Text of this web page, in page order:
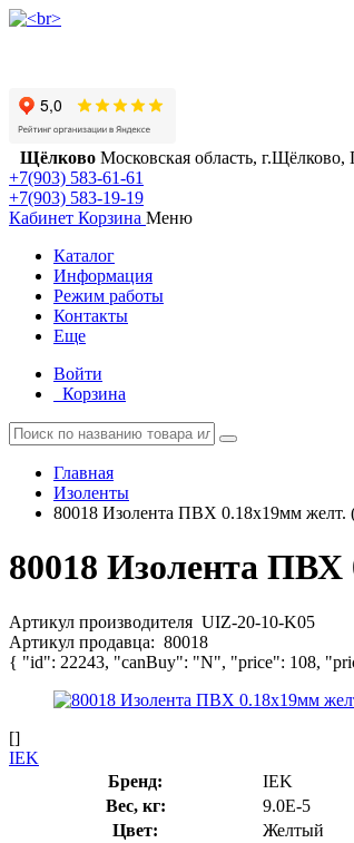
Щёлково Московская область, г.Щёлково,
+7(903) 583-61-61
+7(903) 583-19-19
Кабинет Корзина Меню
Каталог
Информация
Режим работы
Контакты
Еще
Войти
Корзина
Главная
Изоленты
80018 Изолента ПВХ 0.18х19мм
80018 Изолента
Артикул производителя UIZ-20-10-K05
Артикул продавца: 80018
{ "id": 22243, "canBuy": "N", "price": 108,
[]
IEK
Бренд:
IEK
Вес, кг:
9.0E-5
Цвет:
Желтый